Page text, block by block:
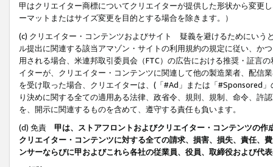
甲はクリエイター商標についてクリエイターが提供した形状から変更
ーマットまたはサイズ変更を目的とする場合を除きます。）
(c) クリエイター・コンテンツおよびサイト 疑義を避けるためにいう
ル提出に関連する該当アマゾン・サイトの利用規約の規定に従い、か
用される場合、米連邦取引委員会（FTC）の広告における推奨・証言
イターが、クリエイター・コンテンツに関連して他の製造業者、配信
を受け取った場合、クリエイターは、(「#Ad」または「#Sponsored
り決めに関する全ての適用ある法律、政省令、規則、規制、命令、許
を、開示に関連するものを含めて、遵守する責任も負います。
(d) 免責 甲は、ストアフロントおよびクリエイター・コンテンツの
クリエイター・コンテンツに対する全ての請求、損害、損失、責任、
ンサーならびに甲およびこれら各社の従業員、役員、取締役および代